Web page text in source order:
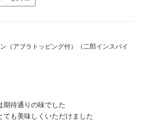
（アブラトッピング付）（二郎インスパイ
期待通りの味でした
ても美味しくいただけました